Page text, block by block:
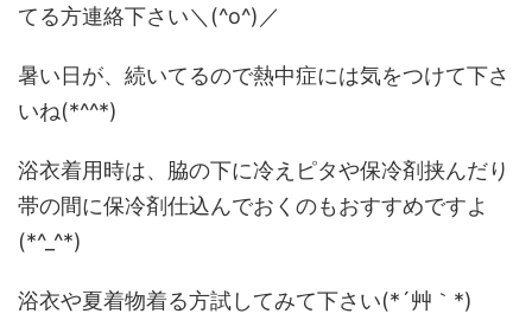
てる方連絡下さい＼(^o^)／
暑い日が、続いてるので熱中症には気をつけて下さ
いね(*^^*)
浴衣着用時は、脇の下に冷えピタや保冷剤挟んだり
帯の間に保冷剤仕込んでおくのもおすすめですよ
(*^_^*)
浴衣や夏着物着る方試してみて下さい(*´艸｀*)